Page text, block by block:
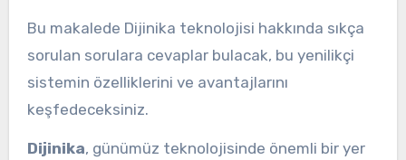
Bu makalede Dijinika teknolojisi hakkında sıkça
sorulan sorulara cevaplar bulacak, bu yenilikçi
sistemin özelliklerini ve avantajlarını
keşfedeceksiniz.
Dijinika, günümüz teknolojisinde önemli bir yer